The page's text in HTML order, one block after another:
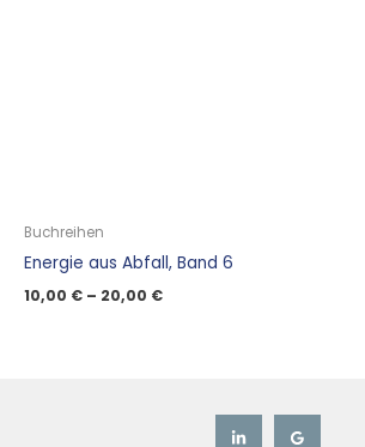
Buchreihen
Energie aus Abfall, Band 6
10,00 € – 20,00 €